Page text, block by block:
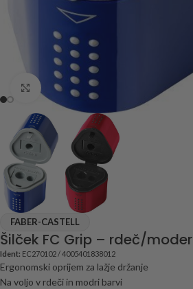
Click to enlarge
FABER-CASTELL
Šilček FC Grip – rdeč/moder
Ident: EC270102 / 4005401838012
Ergonomski oprijem za lažje držanje
Na voljo v rdeči in modri barvi